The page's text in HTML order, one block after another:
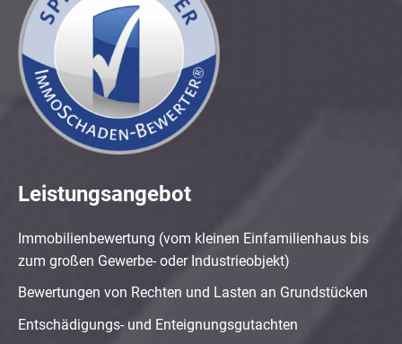
Leistungsangebot
Immobilienbewertung (vom kleinen Einfamilienhaus bis
zum großen Gewerbe- oder Industrieobjekt)
Bewertungen von Rechten und Lasten an Grundstücken
Entschädigungs- und Enteignungsgutachten